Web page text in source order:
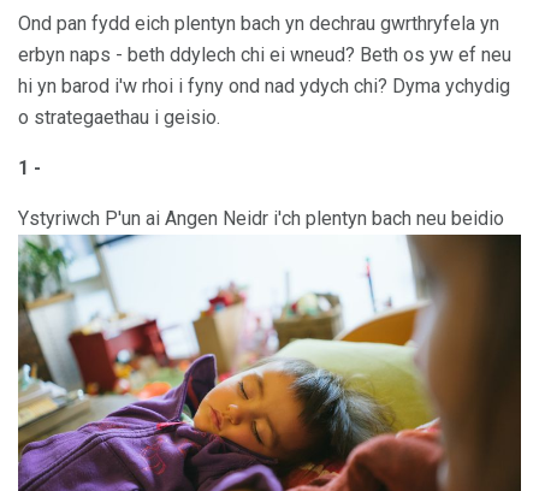
Ond pan fydd eich plentyn bach yn dechrau gwrthryfela yn
erbyn naps - beth ddylech chi ei wneud? Beth os yw ef neu
hi yn barod i'w rhoi i fyny ond nad ydych chi? Dyma ychydig
o strategaethau i geisio.
1 -
Ystyriwch P'un ai Angen Neidr i'ch plentyn bach neu beidio